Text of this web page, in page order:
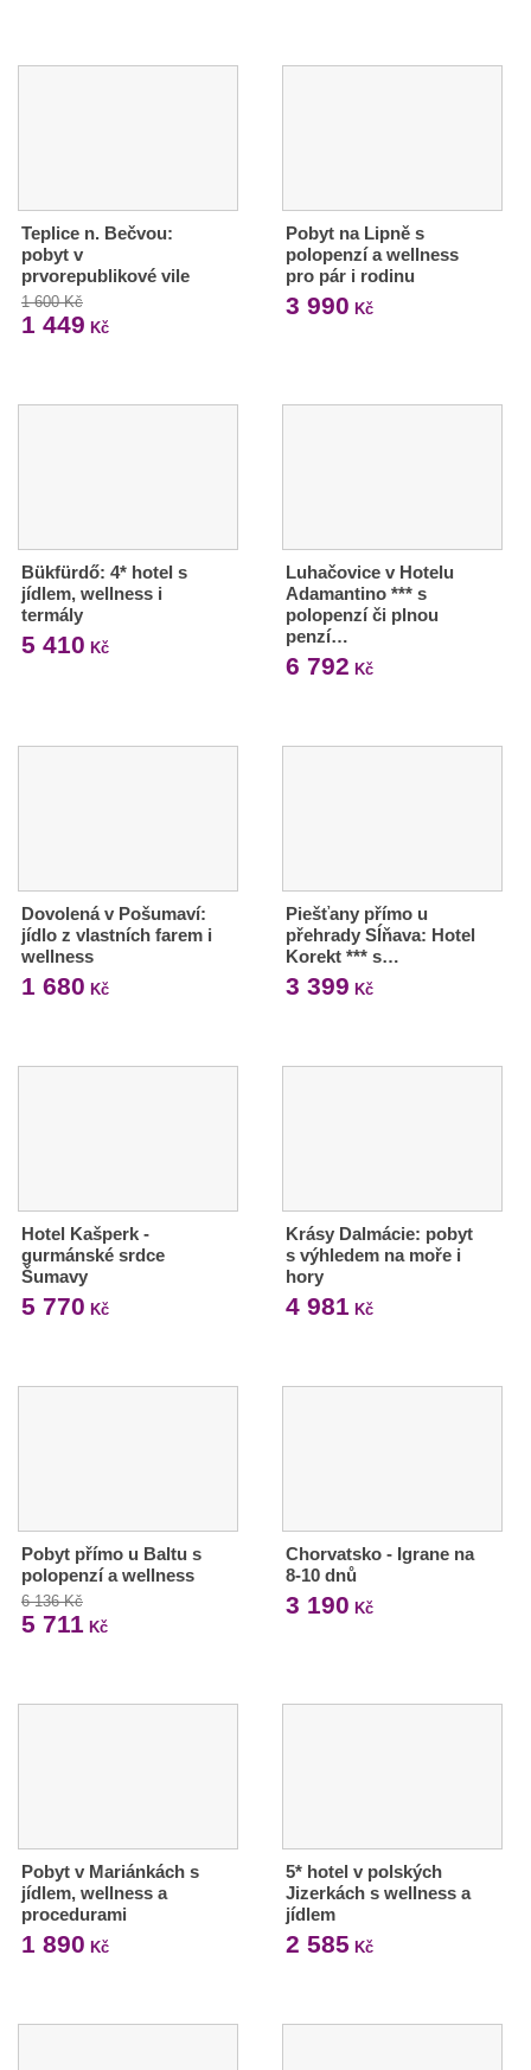
Teplice n. Bečvou:
pobyt v
prvorepublikové vile
1 600 Kč
1 449 Kč
Pobyt na Lipně s
polopenzí a wellness
pro pár i rodinu
3 990 Kč
Bükfürdő: 4* hotel s
jídlem, wellness i
termály
5 410 Kč
Luhačovice v Hotelu
Adamantino *** s
polopenzí či plnou
penzí…
6 792 Kč
Dovolená v Pošumaví:
jídlo z vlastních farem i
wellness
1 680 Kč
Piešťany přímo u
přehrady Sĺňava: Hotel
Korekt *** s…
3 399 Kč
Hotel Kašperk -
gurmánské srdce
Šumavy
5 770 Kč
Krásy Dalmácie: pobyt
s výhledem na moře i
hory
4 981 Kč
Pobyt přímo u Baltu s
polopenzí a wellness
6 136 Kč
5 711 Kč
Chorvatsko - Igrane na
8-10 dnů
3 190 Kč
Pobyt v Mariánkách s
jídlem, wellness a
procedurami
1 890 Kč
5* hotel v polských
Jizerkách s wellness a
jídlem
2 585 Kč